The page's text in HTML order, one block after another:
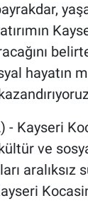
hayatın
- Kayseri
ve
aralıksız